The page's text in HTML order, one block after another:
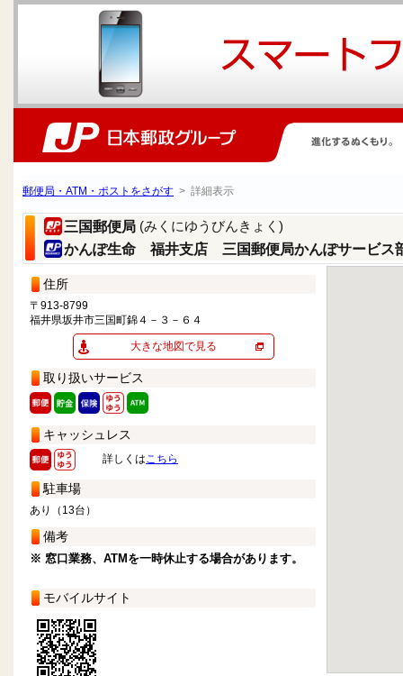
郵便局・ATM・ポストをさがす > 詳細表示
三国郵便局 (みくにゆうびんきょく)
かんぽ生命 福井支店 三国郵便局かんぽサービス
住所
〒913-8799
福井県坂井市三国町錦４－３－６４
大きな地図で見る
取り扱いサービス
キャッシュレス
詳しくはこちら
駐車場
あり（13台）
備考
※ 窓口業務、ATMを一時休止する場合があります。
モバイルサイト